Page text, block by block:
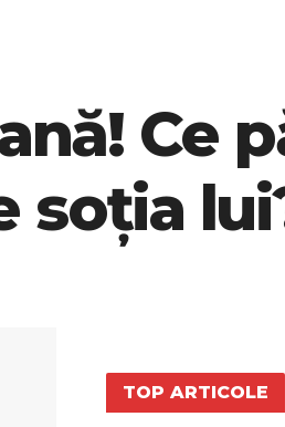
Ce
soția
TOP ARTICOLE